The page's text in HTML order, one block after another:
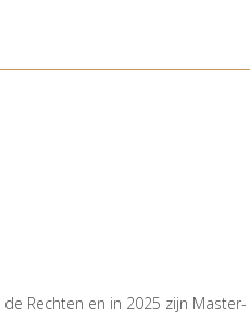
Rechten en in 2025 zijn Master-